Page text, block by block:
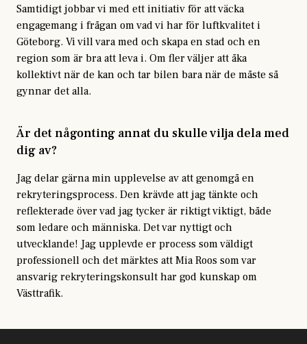
Samtidigt jobbar vi med ett initiativ för att väcka
engagemang i frågan om vad vi har för luftkvalitet i
Göteborg. Vi vill vara med och skapa en stad och en
region som är bra att leva i. Om fler väljer att åka
kollektivt när de kan och tar bilen bara när de måste så
gynnar det alla.
Är det någonting annat du skulle vilja dela med
dig av?
Jag delar gärna min upplevelse av att genomgå en
rekryteringsprocess. Den krävde att jag tänkte och
reflekterade över vad jag tycker är riktigt viktigt, både
som ledare och människa. Det var nyttigt och
utvecklande! Jag upplevde er process som väldigt
professionell och det märktes att Mia Roos som var
ansvarig rekryteringskonsult har god kunskap om
Västtrafik.